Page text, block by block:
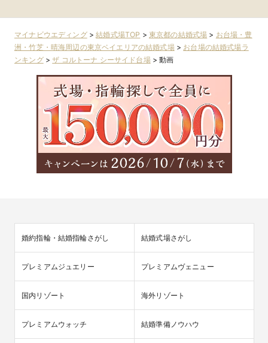
リア
マイナビウエディング>結婚式場TOP > 東京都の結婚式場 > お台場・豊
洲・竹芝・晴海周辺の東京ベイエリアの結婚式場> お台場の結婚式場ラ
ンキング>ザ コルトーナ シーサイド台場>動画
婚約指輪・結婚指輪さがし 結婚式場さがし
プレミアムジュエリー プレミアムヴェニュー
国内リゾート 海外リゾート
プレミアムウォッチ 結婚準備ノウハウ